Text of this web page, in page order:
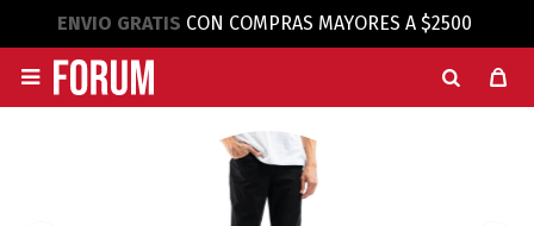
ENVIO GRATIS CON COMPRAS MAYORES A $2500
